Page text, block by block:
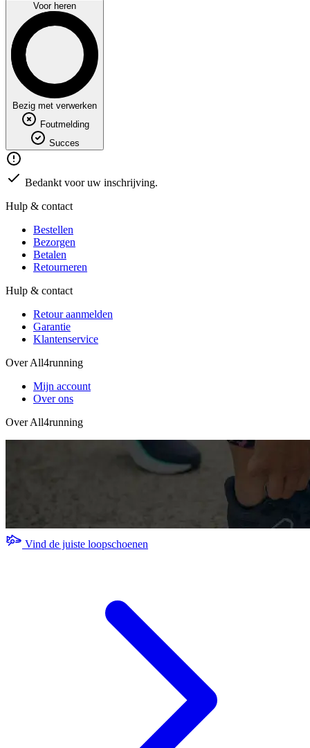
Voor heren
Bezig met verwerken
Foutmelding
Succes
Bedankt voor uw inschrijving.
Hulp & contact
Bestellen
Bezorgen
Betalen
Retourneren
Hulp & contact
Retour aanmelden
Garantie
Klantenservice
Over All4running
Mijn account
Over ons
Over All4running
Vind de juiste loopschoenen